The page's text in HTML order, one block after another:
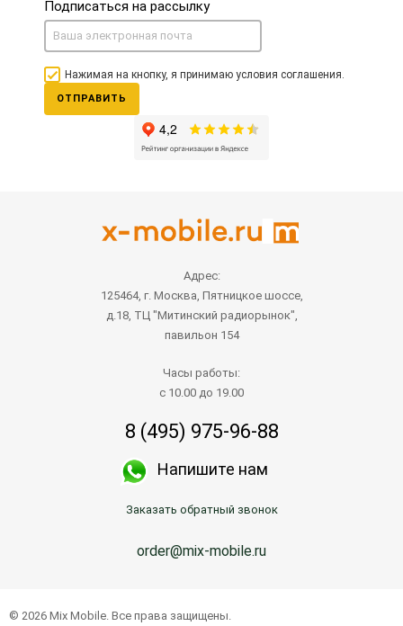
Подписаться на рассылку
Нажимая на кнопку, я принимаю условия соглашения.
ОТПРАВИТЬ
Адрес:
125464, г. Москва, Пятницкое шоссе,
д.18, ТЦ "Митинский радиорынок",
павильон 154
Часы работы:
с 10.00 до 19.00
8 (495) 975-96-88
Напишите нам
Заказать обратный звонок
order@mix-mobile.ru
© 2026 Mix Mobile. Все права защищены.